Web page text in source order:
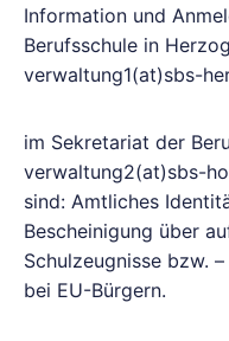
Information und
Berufsschule in
verwaltung1(at)sbs-
im Sekretariat der
verwaltung2(at)sbs-
sind: Amtliches
Bescheinigung über
Schulzeugnisse bzw.
bei EU-Bürgern.